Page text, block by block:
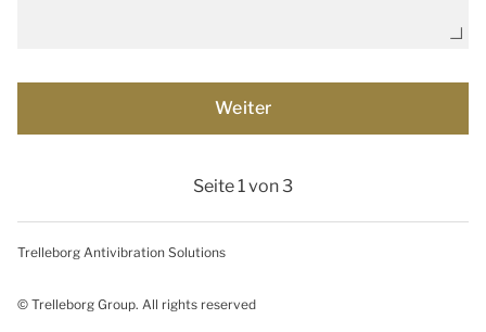
Seite 1 von 3
Trelleborg Antivibration Solutions
© Trelleborg Group. All rights reserved